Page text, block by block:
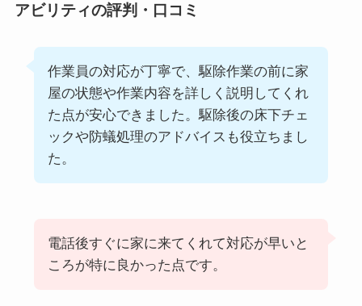
アビリティの評判・口コミ
作業員の対応が丁寧で、駆除作業の前に家
屋の状態や作業内容を詳しく説明してくれ
た点が安心できました。駆除後の床下チェ
ックや防蟻処理のアドバイスも役立ちまし
た。
電話後すぐに家に来てくれて対応が早いと
ころが特に良かった点です。